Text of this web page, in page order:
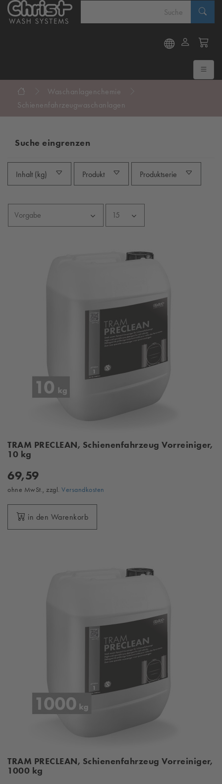
Waschanlagenchemie
Schienenfahrzeugwaschanlagen
Suche eingrenzen
Inhalt (kg) Produkt Produktserie
TRAM PRECLEAN, Schienenfahrzeug Vorreiniger,
10 kg
69,59
ohne MwSt., zzgl. Versandkosten
in den Warenkorb
TRAM PRECLEAN, Schienenfahrzeug Vorreiniger,
1000 kg